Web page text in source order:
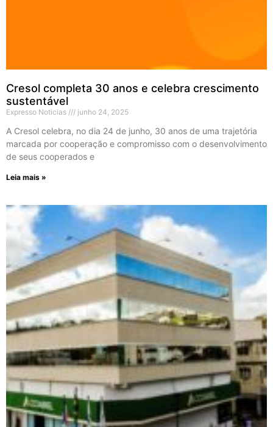
Cresol completa 30 anos e celebra crescimento
sustentável
Expresso Noticias junho 24, 2025
A Cresol celebra, no dia 24 de junho, 30 anos de uma trajetória
marcada por cooperação e compromisso com o desenvolvimento
de seus cooperados e
Leia mais »